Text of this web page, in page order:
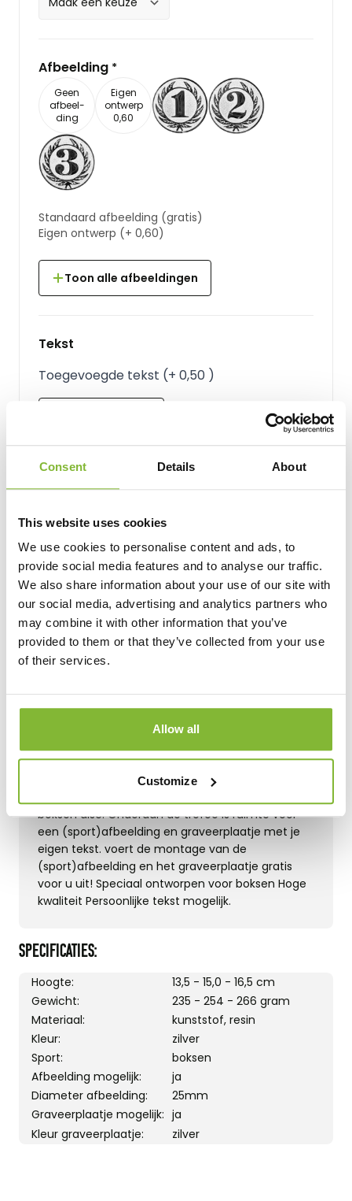
Consent Details About
This website uses cookies
We use cookies to personalise content and ads, to
provide social media features and to analyse our traffic.
We also share information about your use of our site with
our social media, advertising and analytics partners who
may combine it with other information that you’ve
provided to them or that they’ve collected from your use
of their services.
Allow all
Customize
Afbeelding *
Geen
afbeel-
ding
Eigen
ontwerp
0,60
Standaard afbeelding (gratis)
Eigen ontwerp (+ 0,60)
Toon alle afbeeldingen
Tekst
Toegevoegde tekst (+ 0,50 )
10,05
per stuk, incl. BTW
Aantal
Deze trofee heeft in 3 verschillende hoogtes op
boksen disc. Onderaan de trofee is ruimte voor
een (sport)afbeelding en graveerplaatje met je
eigen tekst. voert de montage van de
(sport)afbeelding en het graveerplaatje gratis
voor u uit! Speciaal ontworpen voor boksen Hoge
kwaliteit Persoonlijke tekst mogelijk.
Productinformatie
SPECIFICATIES:
Hoogte:
13,5 - 15,0 - 16,5 cm
Gewicht:
235 - 254 - 266 gram
Materiaal:
kunststof, resin
Kleur:
zilver
Sport:
boksen
Afbeelding mogelijk:
ja
Diameter afbeelding:
25mm
Graveerplaatje mogelijk: ja
Kleur graveerplaatje:
zilver